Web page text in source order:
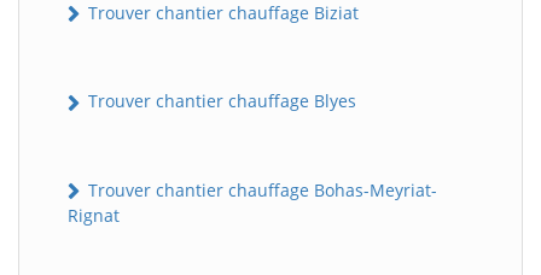
Trouver chantier chauffage Biziat
Trouver chantier chauffage Blyes
Trouver chantier chauffage Bohas-Meyriat-
Rignat